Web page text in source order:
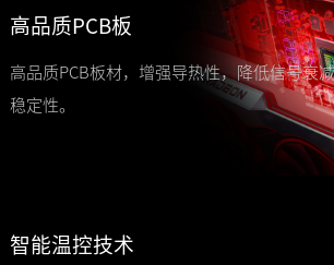
高品质PCB板
高品质PCB板材，增强导热性，降低信号衰
稳定性。
智能温控技术